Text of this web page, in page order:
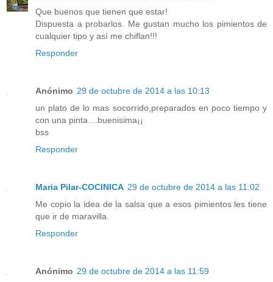
Que buenos que tienen que estar!
Dispuesta a probarlos. Me gustan mucho los pimientos de
cualquier tipo y así me chiflan!!!
Responder
Anónimo 29 de octubre de 2014 a las 10:13
un plato de lo mas socorrido,preparados en poco tiempo y
con una pinta....buenisima¡¡
bss
Responder
Maria Pilar-COCINICA 29 de octubre de 2014 a las 11:02
Me copio la idea de la salsa que a esos pimientos les tiene
que ir de maravilla.
Responder
Anónimo 29 de octubre de 2014 a las 11:59